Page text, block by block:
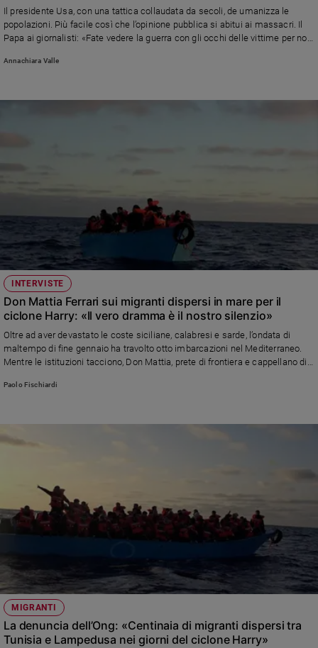
e
giovani
Adolescenza
Bioetica
Video
Podcast
Privacy
Policy
Chi
siamo
Contatti
Registrati
Redazione
Social
Il presidente Usa, con una tattica collaudata da secoli, de umanizza le
popolazioni. Più facile così che l’opinione pubblica si abitui ai massacri. Il
Papa ai giornalisti: «Fate vedere la guerra con gli occhi delle vittime per non
Annachiara Valle
INTERVISTE
Don Mattia Ferrari sui migranti dispersi in mare per il
ciclone Harry: «Il vero dramma è il nostro silenzio»
Oltre ad aver devastato le coste siciliane, calabresi e sarde, l’ondata di
maltempo di fine gennaio ha travolto otto imbarcazioni nel Mediterraneo.
Mentre le istituzioni tacciono, Don Mattia, prete di frontiera e cappellano di
statistiche, sono fratelli. Siamo tutti responsabili»
Paolo Fischiardi
MIGRANTI
La denuncia dell’Ong: «Centinaia di migranti dispersi tra
Tunisia e Lampedusa nei giorni del ciclone Harry»